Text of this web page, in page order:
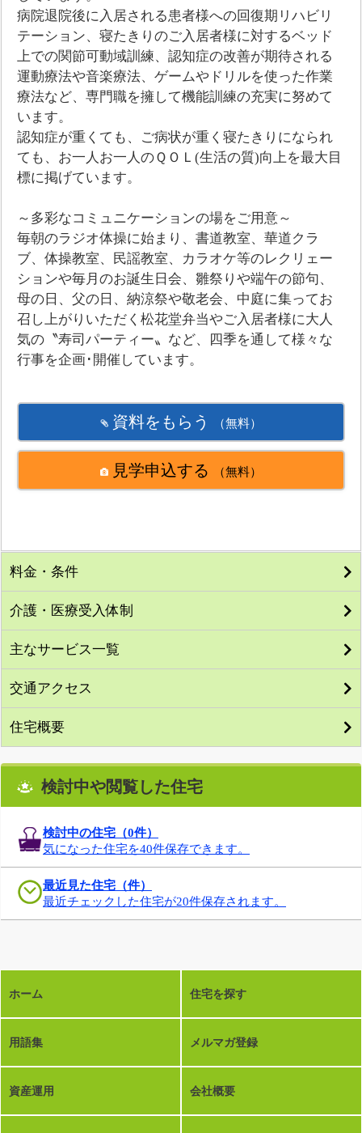
病院退院後に入居される患者様への回復期リハビリ
テーション、寝たきりのご入居者様に対するベッド
上での関節可動域訓練、認知症の改善が期待される
運動療法や音楽療法、ゲームやドリルを使った作業
療法など、専門職を擁して機能訓練の充実に努めて
います。
認知症が重くても、ご病状が重く寝たきりになられ
ても、お一人お一人のＱＯＬ(生活の質)向上を最大目
標に掲げています。
～多彩なコミュニケーションの場をご用意～
毎朝のラジオ体操に始まり、書道教室、華道クラ
ブ、体操教室、民謡教室、カラオケ等のレクリェー
ションや毎月のお誕生日会、雛祭りや端午の節句、
母の日、父の日、納涼祭や敬老会、中庭に集ってお
召し上がりいただく松花堂弁当やご入居者様に大人
気の〝寿司パーティー〟など、四季を通して様々な
行事を企画･開催しています。
資料をもらう （無料）
見学申込する （無料）
料金・条件
介護・医療受入体制
主なサービス一覧
交通アクセス
住宅概要
検討中や閲覧した住宅
検討中の住宅（0件）
気になった住宅を40件保存できます。
最近見た住宅（件）
最近チェックした住宅が20件保存されます。
ホーム 住宅を探す
用語集 メルマガ登録
資産運用 会社概要